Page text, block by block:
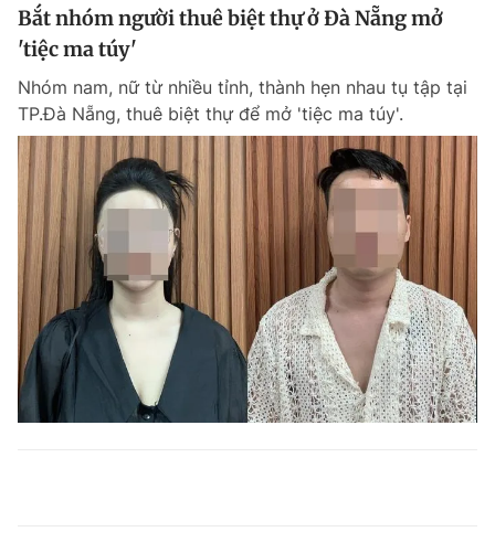
Bắt nhóm người thuê biệt thự ở Đà Nẵng mở
'tiệc ma túy'
Nhóm nam, nữ từ nhiều tỉnh, thành hẹn nhau tụ tập tại
TP.Đà Nẵng, thuê biệt thự để mở 'tiệc ma túy'.